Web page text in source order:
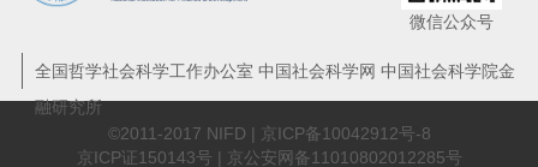
李扬：中国金融进入高质量发展的新阶段
新中国货币政策与金融监管70年
李扬：建立高质量的政府债务管理机制
微信公众号
全国哲学社会科学工作办公室 中国社会科学网 中国社会科学院金
融研究所
©2011-2017 NIFD | 京ICP备10042912号-8
京ICP证150143号 | 京公安网备11010802012285号